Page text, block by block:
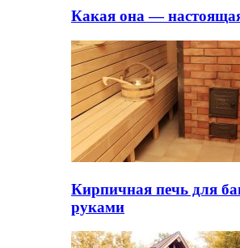
Какая она —
Кирпичная печь для
руками